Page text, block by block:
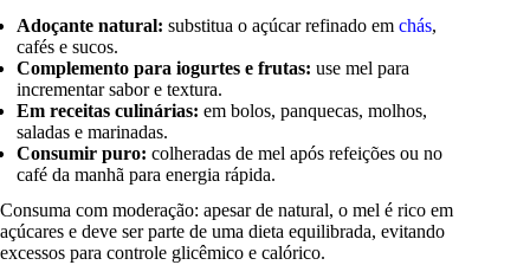
Adoçante natural: substitua o açúcar refinado emchás,
cafés e sucos.
Complemento para iogurtes e frutas: use mel para
incrementar sabor e textura.
Em receitas culinárias: em bolos, panquecas, molhos,
saladas e marinadas.
Consumir puro: colheradas de mel após refeições ou no
café da manhã para energia rápida.
Consuma com moderação: apesar de natural, o mel é rico em
açúcares e deve ser parte de uma dieta equilibrada, evitando
excessos para controle glicêmico e calórico.